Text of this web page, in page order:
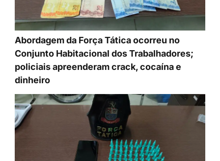
Abordagem da Força Tática ocorreu no
Conjunto Habitacional dos Trabalhadores;
policiais apreenderam crack, cocaína e
dinheiro